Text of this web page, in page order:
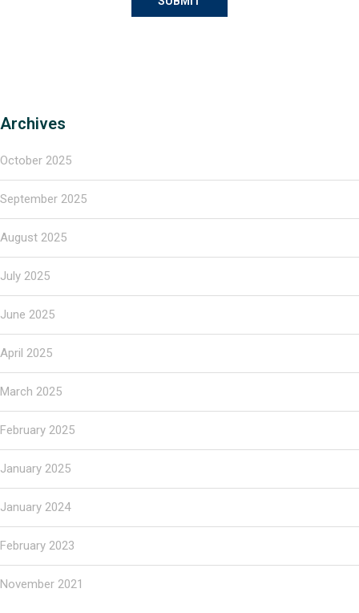
Archives
October 2025
September 2025
August 2025
July 2025
June 2025
April 2025
March 2025
February 2025
January 2025
January 2024
February 2023
November 2021